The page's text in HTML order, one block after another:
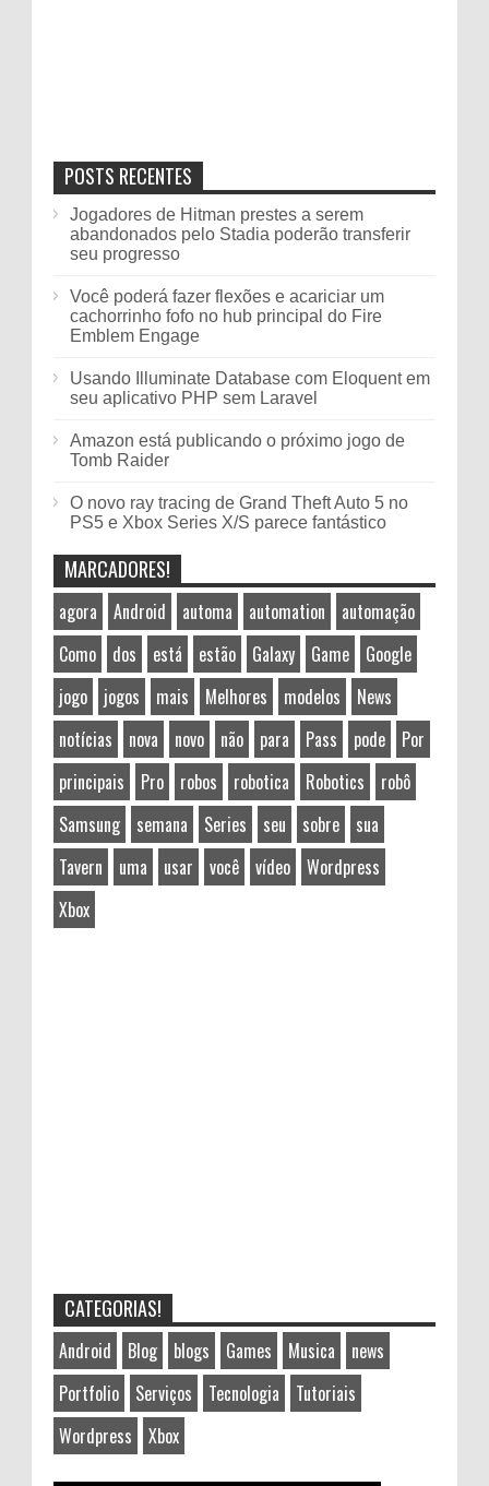
POSTS RECENTES
Jogadores de Hitman prestes a serem
abandonados pelo Stadia poderão transferir
seu progresso
Você poderá fazer flexões e acariciar um
cachorrinho fofo no hub principal do Fire
Emblem Engage
Usando Illuminate Database com Eloquent em
seu aplicativo PHP sem Laravel
Amazon está publicando o próximo jogo de
Tomb Raider
O novo ray tracing de Grand Theft Auto 5 no
PS5 e Xbox Series X/S parece fantástico
MARCADORES!
agora Android automa automation
automação
Como
dos está estão Galaxy Game
Google
jogo
jogos mais Melhores modelos
News
notícias
nova novo não para Pass pode
Por
principais
Pro robos robotica Robotics
robô
Samsung
semana Series seu sobre
sua
Tavern
uma usar você vídeo
Wordpress
Xbox
CATEGORIAS!
Android Blog blogs Games Musica
news
Portfolio
Serviços Tecnologia
Tutoriais
Wordpress
Xbox